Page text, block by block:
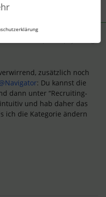
zusätzlich noch
: Du kannst die
dann unter “Recruiting-
und hab daher das
ich die Kategorie ändern